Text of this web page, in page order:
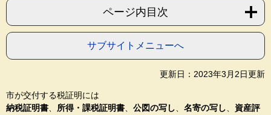
ページ内目次
サブサイトメニューへ
更新日：2023年3月2日更新
市が交付する税証明には
納税証明書、 所得・課税証明書、 公図の写し、 名寄の写し、 資産評